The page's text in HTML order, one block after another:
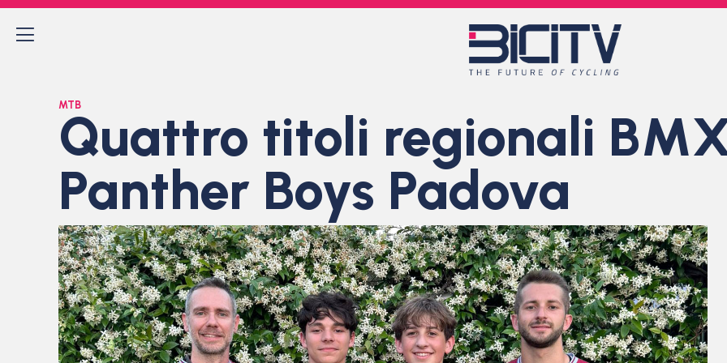
MTB
Quattro titoli regionali
Panther Boys Padova